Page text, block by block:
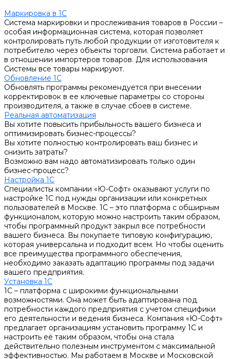
Маркировка в 1С
Система маркировки и прослеживания товаров в России –
особая информационная система, которая позволяет
контролировать путь любой продукции от изготовителя к
потребителю через объекты торговли. Система работает и
в отношении импортеров товаров. Для использования
Системы все товары маркируют.
Обновление 1С
Обновлять программы рекомендуется при внесении
корректировок в ее ключевые параметры со стороны
производителя, а также в случае сбоев в системе.
Реальная автоматизация
Вы хотите повысить прибыльность вашего бизнеса и
оптимизировать бизнес-процессы?
Вы хотите полностью контролировать ваш бизнес и
снизить затраты?
Возможно вам надо автоматизировать только один
бизнес-процесс?
Настройка 1С
Специалисты компании «Ю-Софт» оказывают услуги по
настройке 1С под нужды организации или конкретных
пользователей в Москве. 1С – это платформа с обширным
функционалом, которую можно настроить таким образом,
чтобы программный продукт закрыл все потребности
вашего бизнеса. Вы покупаете типовую конфигурацию,
которая универсальна и подходит всем. Но чтобы оценить
все преимущества программного обеспечения,
необходимо заказать адаптацию программы под задачи
вашего предприятия.
Установка 1С
1С – платформа с широкими функциональными
возможностями. Она может быть адаптирована под
потребности каждого предприятия с учетом специфики
его деятельности и ведения бизнеса. Компания «Ю-Софт»
предлагает организациям установить программу 1С и
настроить её таким образом, чтобы она стала
действительно полезным инструментом с максимальной
эффективностью. Мы работаем в Москве и Московской